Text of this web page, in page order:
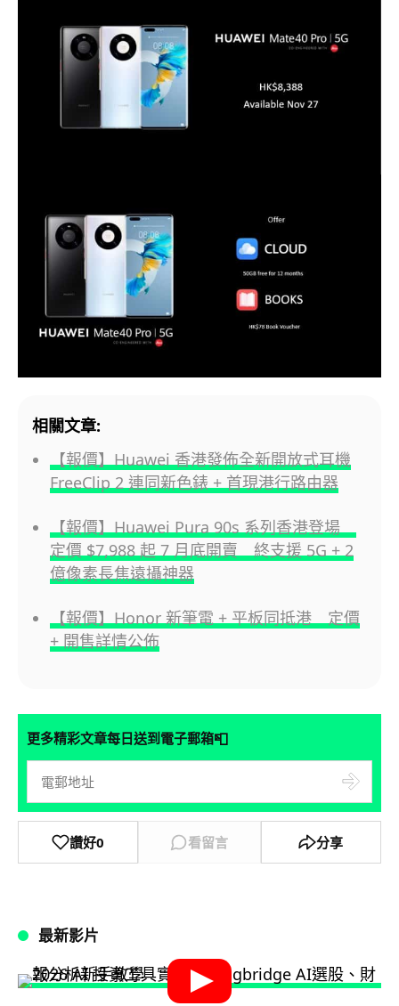
相關文章:
【報價】Huawei 香港發佈全新開放式耳機
FreeClip 2 連同新色錶 + 首現港行路由器
【報價】Huawei Pura 90s 系列香港登場
定價 $7,988 起 7 月底開賣 終支援 5G + 2
億像素長焦遠攝神器
【報價】Honor 新筆電 + 平板同抵港 定價
+ 開售詳情公佈
更多精彩文章每日送到電子郵箱📮
讚好0 看留言 分享
最新影片